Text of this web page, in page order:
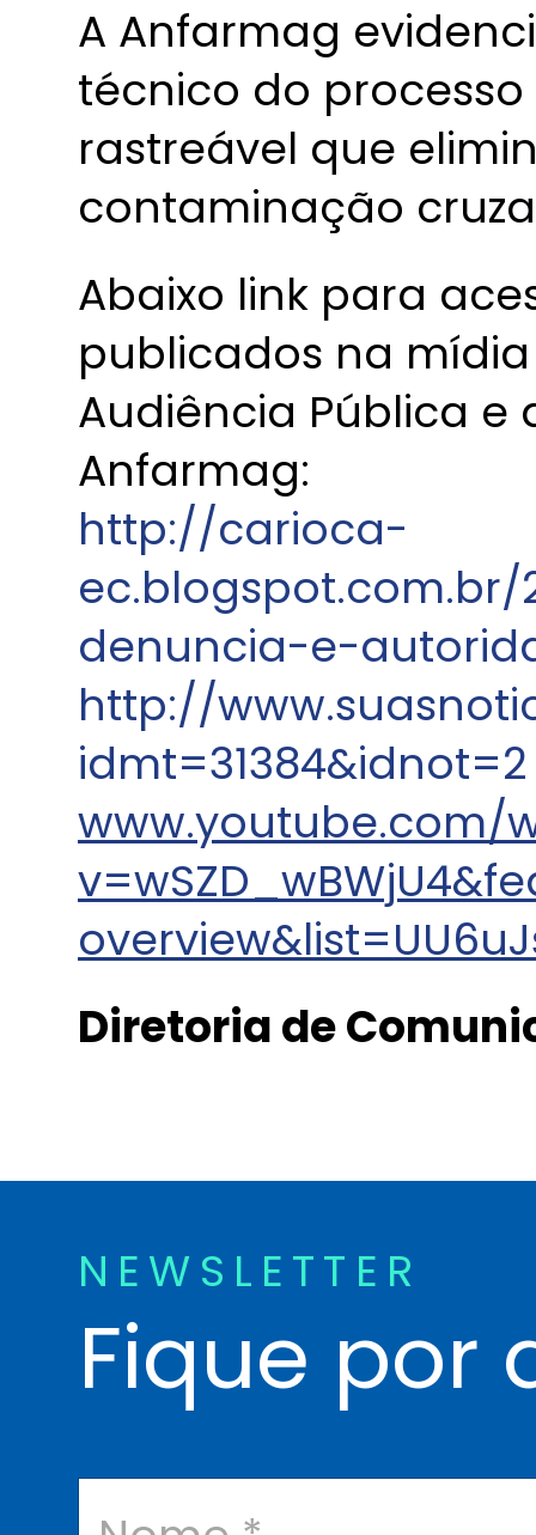
A Anfarmag
técnico do
rastreável que
contaminação
Abaixo link para
publicados na
Audiência Pública
Anfarmag:
http://carioca-
denuncia-e-
http://
idmt=31384&idnot=2
www.youtube.com/
Diretoria de
NEWSLETTER
Fique por
N